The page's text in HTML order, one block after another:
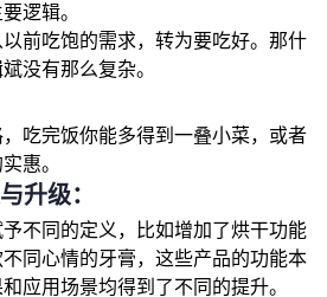
逻辑。
前吃饱的需求，转为要吃好。那什
没有那么复杂。
吃完饭你能多得到一叠小菜，或者
惠。
升级：
不同的定义，比如增加了烘干功能
同心情的牙膏，这些产品的功能本
应用场景均得到了不同的提升。